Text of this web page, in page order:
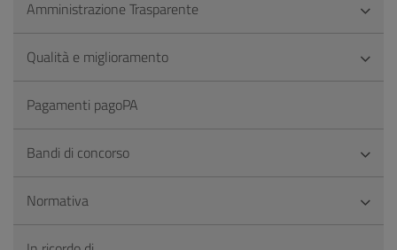
Amministrazione Trasparente
Qualità e miglioramento
Pagamenti pagoPA
Bandi di concorso
Normativa